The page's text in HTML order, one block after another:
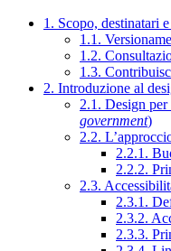
1. Scopo, destinatari
1.1.
1.2.
1.3.
2. Introduzione al
2.1. Design
government)
2.2.
2.2.1.
2.2.2.
2.3.
2.3.1.
2.3.2.
2.3.3.